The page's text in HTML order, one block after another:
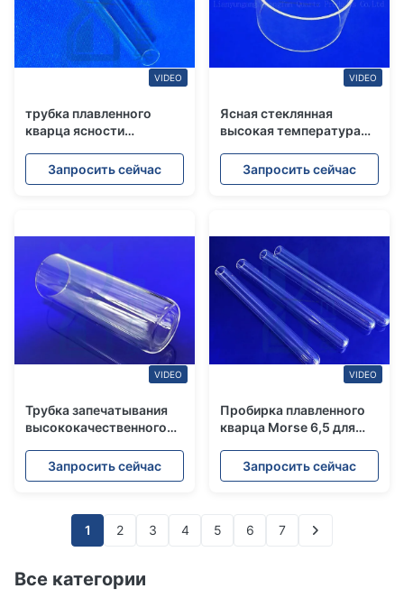
VIDEO
трубка плавленного
кварца ясности
УЛЬТРАФИОЛЕТОВЫХ
Запросить сейчас
VIDEO
Ясная стеклянная
высокая температура
кварца жары цилиндра
Запросить сейчас
VIDEO
Трубка запечатывания
высококачественного
трубки одного кварца
сплавленного
Запросить сейчас
VIDEO
Пробирка плавленного
кварца Morse 6,5 для
Запросить сейчас
1 2 3 4 5 6 7
Все категории